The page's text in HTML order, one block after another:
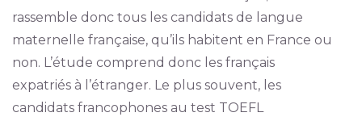
rassemble donc tous les candidats de langue
maternelle française, qu’ils habitent en France ou
non. L’étude comprend donc les français
expatriés à l’étranger. Le plus souvent, les
candidats francophones au test TOEFL